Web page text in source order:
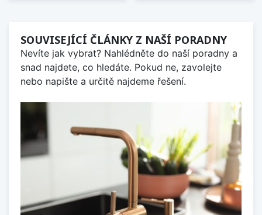
SOUVISEJÍCÍ ČLÁNKY Z NAŠÍ PORADNY
Nevíte jak vybrat? Nahlédněte do naší poradny a
snad najdete, co hledáte. Pokud ne, zavolejte
nebo napište a určitě najdeme řešení.